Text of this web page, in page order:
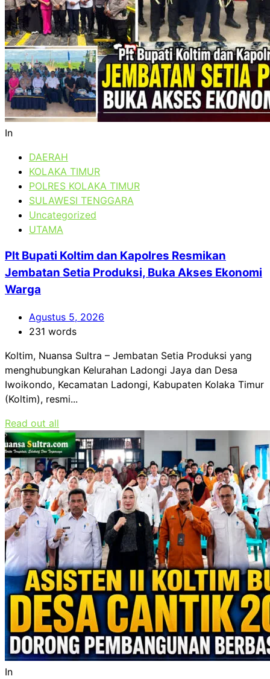
In
DAERAH
KOLAKA TIMUR
POLRES KOLAKA TIMUR
SULAWESI TENGGARA
Uncategorized
UTAMA
Plt Bupati Koltim dan Kapolres Resmikan
Jembatan Setia Produksi, Buka Akses Ekonomi
Warga
Agustus 5, 2026
231 words
Koltim, Nuansa Sultra – Jembatan Setia Produksi yang
menghubungkan Kelurahan Ladongi Jaya dan Desa
Iwoikondo, Kecamatan Ladongi, Kabupaten Kolaka Timur
(Koltim), resmi...
Read out all
In